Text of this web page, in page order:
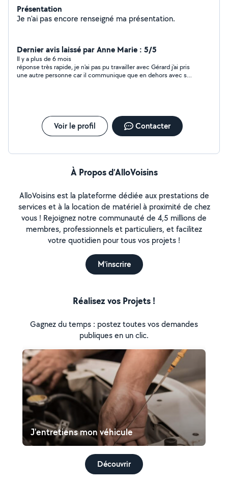
Présentation
Je n'ai pas encore renseigné ma présentation.
Dernier avis laissé par Anne Marie : 5/5
Il y a plus de 6 mois
réponse très rapide, je n'ai pas pu travailler avec Gérard j'ai pris
une autre personne car il communique que en dehors avec son
Voir le profil Contacter
À Propos d’AlloVoisins
AlloVoisins est la plateforme dédiée aux prestations de
services et à la location de matériel à proximité de chez
vous ! Rejoignez notre communauté de 4,5 millions de
membres, professionnels et particuliers, et facilitez
votre quotidien pour tous vos projets !
M'inscrire
Réalisez vos Projets !
Gagnez du temps : postez toutes vos demandes
publiques en un clic.
J'entretiens mon véhicule
Découvrir